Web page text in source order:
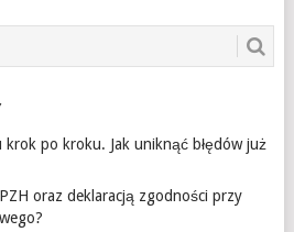
po kroku. Jak uniknąć błędów już
oraz deklaracją zgodności przy